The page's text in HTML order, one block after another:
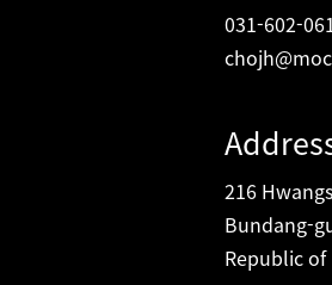
031-602-
216
Bundang-
Republic of